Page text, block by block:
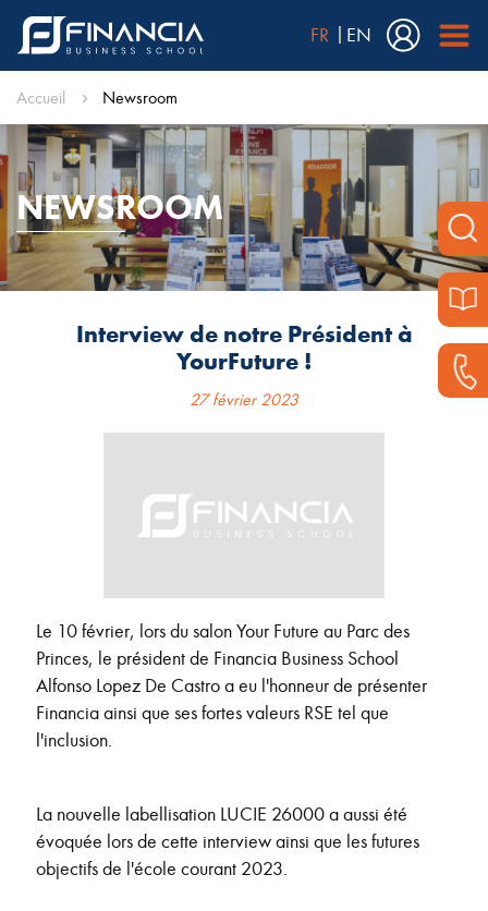
FR EN
Accueil Newsroom
NEWSROOM
Interview de notre Président à
YourFuture !
27 février 2023
Le 10 février, lors du salon Your Future au Parc des
Princes, le président de Financia Business School
Alfonso Lopez De Castro a eu l'honneur de présenter
Financia ainsi que ses fortes valeurs RSE tel que
l'inclusion.
La nouvelle labellisation LUCIE 26000 a aussi été
évoquée lors de cette interview ainsi que les futures
objectifs de l'école courant 2023.